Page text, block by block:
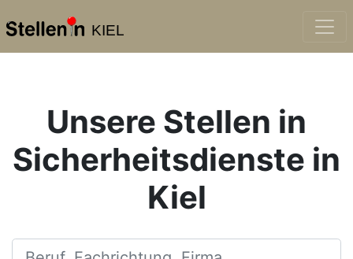
KIEL
Unsere Stellen in
Sicherheitsdienste in
Kiel
Beruf, Fachrichtung, Firma